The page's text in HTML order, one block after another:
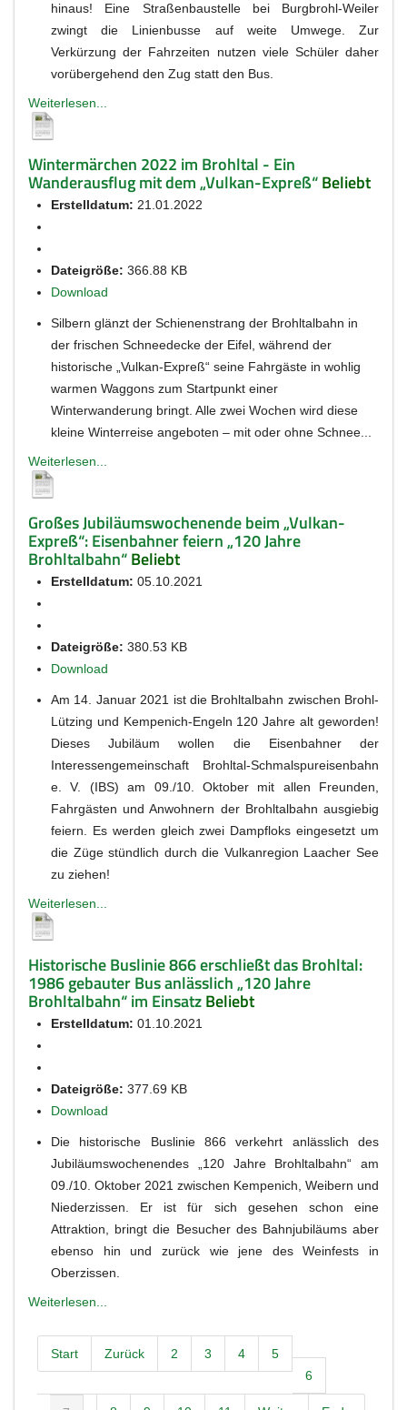
hinaus! Eine Straßenbaustelle bei Burgbrohl-Weiler
zwingt die Linienbusse auf weite Umwege. Zur
Verkürzung der Fahrzeiten nutzen viele Schüler daher
vorübergehend den Zug statt den Bus.
Weiterlesen...
Wintermärchen 2022 im Brohltal - Ein
Wanderausflug mit dem „Vulkan-Expreß“Beliebt
Erstelldatum: 21.01.2022
Dateigröße: 366.88 KB
Download
Silbern glänzt der Schienenstrang der Brohltalbahn in
der frischen Schneedecke der Eifel, während der
historische „Vulkan-Expreß“ seine Fahrgäste in wohlig
warmen Waggons zum Startpunkt einer
Winterwanderung bringt. Alle zwei Wochen wird diese
kleine Winterreise angeboten – mit oder ohne Schnee...
Weiterlesen...
Großes Jubiläumswochenende beim „Vulkan-
Expreß“: Eisenbahner feiern „120 Jahre
Brohltalbahn“Beliebt
Erstelldatum: 05.10.2021
Dateigröße: 380.53 KB
Download
Am 14. Januar 2021 ist die Brohltalbahn zwischen Brohl-
Lützing und Kempenich-Engeln 120 Jahre alt geworden!
Dieses Jubiläum wollen die Eisenbahner der
Interessengemeinschaft Brohltal-Schmalspureisenbahn
e. V. (IBS) am 09./10. Oktober mit allen Freunden,
Fahrgästen und Anwohnern der Brohltalbahn ausgiebig
feiern. Es werden gleich zwei Dampfloks eingesetzt um
die Züge stündlich durch die Vulkanregion Laacher See
zu ziehen!
Weiterlesen...
Historische Buslinie 866 erschließt das Brohltal:
1986 gebauter Bus anlässlich „120 Jahre
Brohltalbahn“ im EinsatzBeliebt
Erstelldatum: 01.10.2021
Dateigröße: 377.69 KB
Download
Die historische Buslinie 866 verkehrt anlässlich des
Jubiläumswochenendes „120 Jahre Brohltalbahn“ am
09./10. Oktober 2021 zwischen Kempenich, Weibern und
Niederzissen. Er ist für sich gesehen schon eine
Attraktion, bringt die Besucher des Bahnjubiläums aber
ebenso hin und zurück wie jene des Weinfests in
Oberzissen.
Weiterlesen...
Start Zurück 2 3 4
5
6